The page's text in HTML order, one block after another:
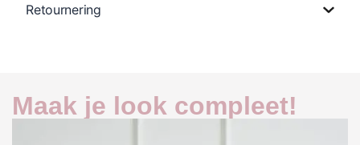
Retournering
Maak je look compleet!